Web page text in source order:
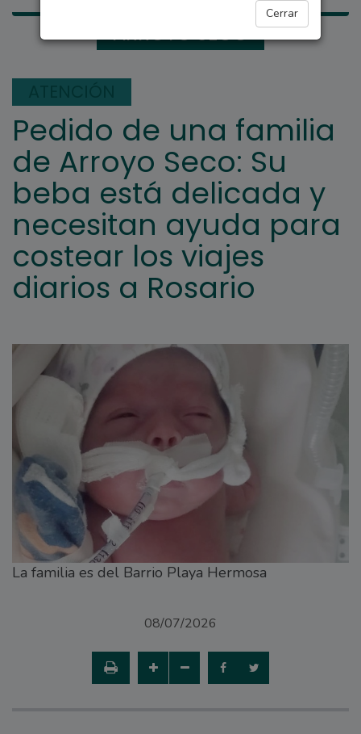
Cerrar
ARROYO SECO
Pedido de una familia
de Arroyo Seco: Su
beba está delicada y
necesitan ayuda para
costear los viajes
diarios a Rosario
La familia es del Barrio Playa Hermosa
08/07/2026